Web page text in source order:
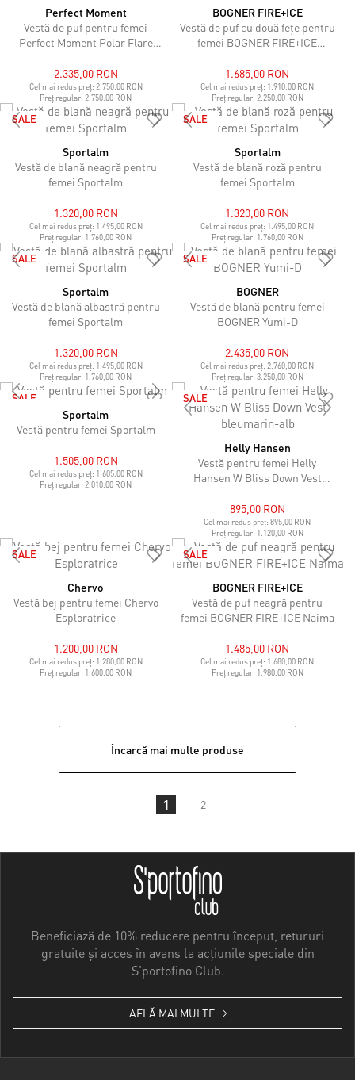
Perfect Moment
Vestă de puf pentru femei
Perfect Moment Polar Flare
2.335,00 RON
Cel mai redus preț: 2.750,00 RON
Preț regular:2.750,00 RON
BOGNER FIRE+ICE
Vestă de puf cu două fețe pentru
femei BOGNER FIRE+ICE
1.685,00 RON
Cel mai redus preț: 1.910,00 RON
Preț regular: 2.250,00 RON
SALE
Sportalm
Vestă de blană neagră pentru
femei Sportalm
1.320,00 RON
Cel mai redus preț: 1.495,00 RON
Preț regular: 1.760,00 RON
SALE
Sportalm
Vestă de blană roză pentru
femei Sportalm
1.320,00 RON
Cel mai redus preț: 1.495,00 RON
Preț regular: 1.760,00 RON
SALE
Sportalm
Vestă de blană albastră pentru
femei Sportalm
1.320,00 RON
Cel mai redus preț: 1.495,00 RON
Preț regular: 1.760,00 RON
SALE
BOGNER
Vestă de blană pentru femei
BOGNER Yumi-D
2.435,00 RON
Cel mai redus preț:2.760,00 RON
Preț regular: 3.250,00 RON
SALE
Sportalm
Vestă pentru femei Sportalm
1.505,00 RON
Cel mai redus preț: 1.605,00 RON
Preț regular:2.010,00 RON
SALE
Helly Hansen
Vestă pentru femei Helly
Hansen W Bliss Down Vest
895,00 RON
Cel mai redus preț:895,00 RON
Preț regular: 1.120,00 RON
SALE
Chervo
Vestă bej pentru femei Chervo
Esploratrice
1.200,00 RON
Cel mai redus preț: 1.280,00 RON
Preț regular: 1.600,00 RON
SALE
BOGNER FIRE+ICE
Vestă de puf neagră pentru
femei BOGNER FIRE+ICE Naima
1.485,00 RON
Cel mai redus preț: 1.680,00 RON
Preț regular: 1.980,00 RON
Încarcă mai multe produse
1 2
Beneficiază de 10% reducere pentru început, retururi
gratuite și acces în avans la acțiunile speciale din
S'portofino Club.
AFLĂ MAI MULTE